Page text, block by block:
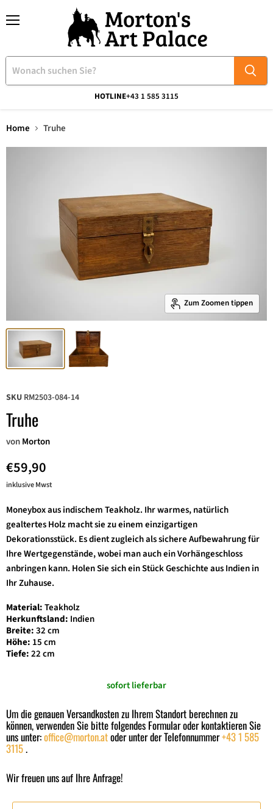
HOTLINE+43 1 585 3115
Home Truhe
Zum Zoomen tippen
SKU RM2503-084-14
Truhe
vonMorton
€59,90
inklusive Mwst
Moneybox ausindischemTeakholz. Ihr warmes, natürlich
gealtertes Holz macht sie zu einem einzigartigen
Dekorationsstück. Es dient zugleich als sichere Aufbewahrung für
Ihre Wertgegenstände, wobei man auch ein Vorhängeschloss
anbringen kann. Holen Sie sich ein Stück Geschichte ausIndienin
Ihr Zuhause.
Material:Teakholz
Herkunftsland: Indien
Breite:32 cm
Höhe: 15 cm
Tiefe:22 cm
sofort lieferbar
Um die genauen Versandkosten zu Ihrem Standort berechnen zu
können, verwenden Sie bitte folgendes Formular oder kontaktieren Sie
uns unter:office@morton.atoder unter der Telefonnummer+43 1 585
3115.
Wir freuen uns auf Ihre Anfrage!